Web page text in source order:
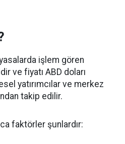
işlem gören
ve fiyatı ABD doları
yatırımcılar ve merkez
takip edilir.
faktörler şunlardır: